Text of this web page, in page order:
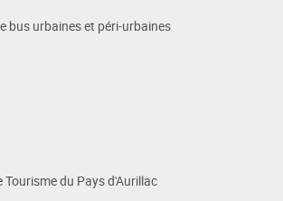
bus urbaines et péri-urbaines
Tourisme du Pays d'Aurillac